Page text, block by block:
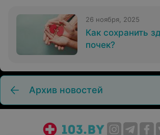
26 ноября, 2025
Как сохранить
почек?
Архив новостей